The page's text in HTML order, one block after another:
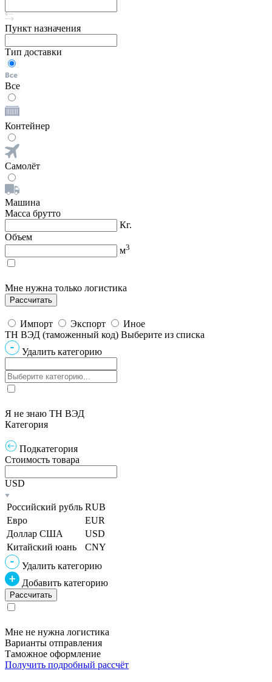
Пункт назначения
Тип доставки
Все
Контейнер
Самолёт
Машина
Масса брутто
Кг.
Объем
м3
Мне нужна только логистика
Импорт Экспорт
Иное
ТН ВЭД (таможенный код) Выберите из списка
Удалить категорию
Я не знаю ТН ВЭД
Категория
Подкатегория
Стоимость товара
USD
Российский рубль RUB
Евро
EUR
Доллар США
USD
Китайский юань
CNY
Удалить категорию
Добавить категорию
Мне не нужна логистика
Варианты отправления
Таможное оформление
Получить подробный рассчёт